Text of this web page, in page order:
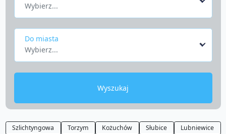
Wybierz...
Do miasta
Wybierz...
Wyszukaj
Szlichtyngowa Torzym Kożuchów Słubice
Lubniewice